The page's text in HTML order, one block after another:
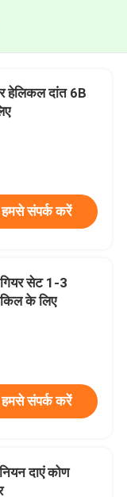
हेलिकल दांत 6B
हमसे संपर्क करें
सेट 1-3
के लिए
हमसे संपर्क करें
दाएं कोण